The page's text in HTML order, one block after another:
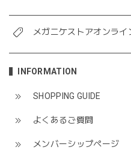
メガニケストアオンライ
INFORMATION
SHOPPING GUIDE
よくあるご質問
メンバーシップページ